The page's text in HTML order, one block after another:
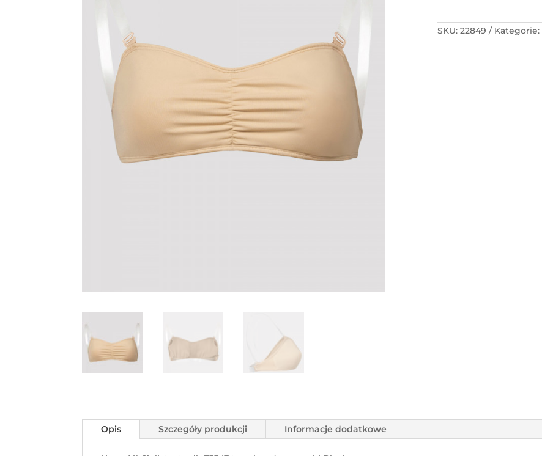
SKU: 22849 Kategorie:
Opis Szczegóły produkcji Informacje dodatkowe